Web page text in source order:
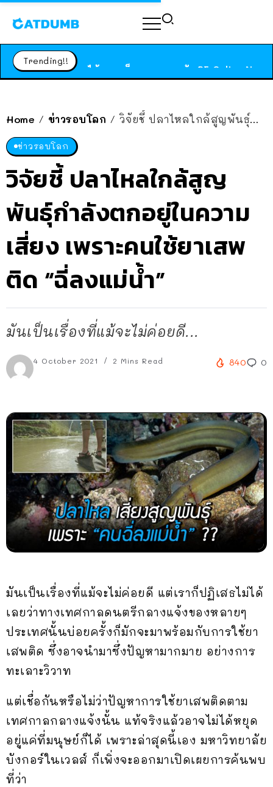
Trending!!
สาวญี่ปุ่นโดนแมวตัวเองกัด ไม่ได้ไปหาหมอตั้งแต่เนิ่นๆ สุดท้ายขาบวม กลายเป็นโรคเนื้อเน่า เตือนทาสแมวทั้งหลายให้ระวัง
Home / ข่าวรอบโลก / วิจัยชี้ ปลาไหลใกล้สูญพันธุ์กำลังตกอยู่ในความเสี่ยง เพราะคนใช้ยาเสพติด “ฉี่ลงแม่น้ำ”
ข่าวรอบโลก
วิจัยชี้ ปลาไหลใกล้สูญ
พันธุ์กำลังตกอยู่ในความ
เสี่ยง เพราะคนใช้ยาเสพ
ติด “ฉี่ลงแม่น้ำ”
มันเป็นเรื่องที่แม้จะไม่ค่อยดี...
4 October 2021 2 Mins Read 840 0
มันเป็นเรื่องที่แม้จะไม่ค่อยดี แต่เราก็ปฏิเสธไม่ได้
เลยว่าทางเทศกาลดนตรีกลางแจ้งของหลายๆ
ประเทศนั้นบ่อยครั้งก็มักจะมาพร้อมกับการใช้ยา
เสพติด ซึ่งอาจนำมาซึ่งปัญหามากมาย อย่างการ
ทะเลาะวิวาท
แต่เชื่อกันหรือไม่ว่าปัญหาการใช้ยาเสพติดตาม
เทศกาลกลางแจ้งนั้น แท้จริงแล้วอาจไม่ได้หยุด
อยู่แค่ที่มนุษย์ก็ได้ เพราะล่าสุดนี้เอง มหาวิทยาลัย
บังกอร์ในเวลส์ ก็เพิ่งจะออกมาเปิดเผยการค้นพบ
ที่ว่า